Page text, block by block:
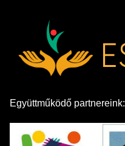
Együttműködő partnereink: